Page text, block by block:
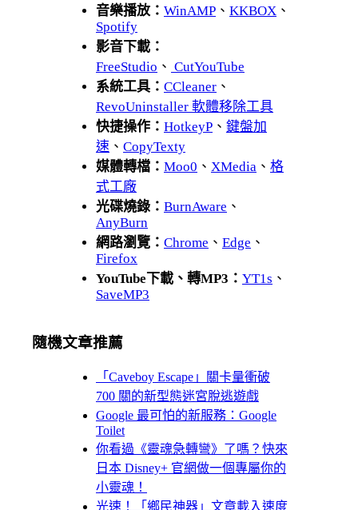
音樂播放： WinAMP 、 KKBOX 、
Spotify
影音下載：
FreeStudio 、 CutYouTube
系統工具： CCleaner 、
RevoUninstaller 軟體移除工具
快捷操作： HotkeyP 、 鍵盤加
速 、 CopyTexty
媒體轉檔： Moo0 、 XMedia 、 格
式工廠
光碟燒錄： BurnAware 、
AnyBurn
網路瀏覽： Chrome 、 Edge 、
Firefox
YouTube下載、轉MP3： YT1s 、
SaveMP3
隨機文章推薦
「Caveboy Escape」關卡量衝破
700 關的新型態迷宮脫逃遊戲
Google 最可怕的新服務：Google
Toilet
你看過《靈魂急轉彎》了嗎？快來
日本 Disney+ 官網做一個專屬你的
小靈魂！
光速！「鄉民神器」文章載入速度